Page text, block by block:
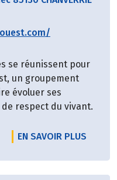
se réunissent pour
un groupement
évoluer ses
respect du vivant.
EN SAVOIR PLUS